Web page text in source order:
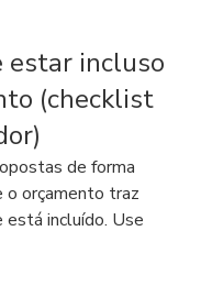
estar incluso
(checklist
de forma
o orçamento traz
incluído. Use